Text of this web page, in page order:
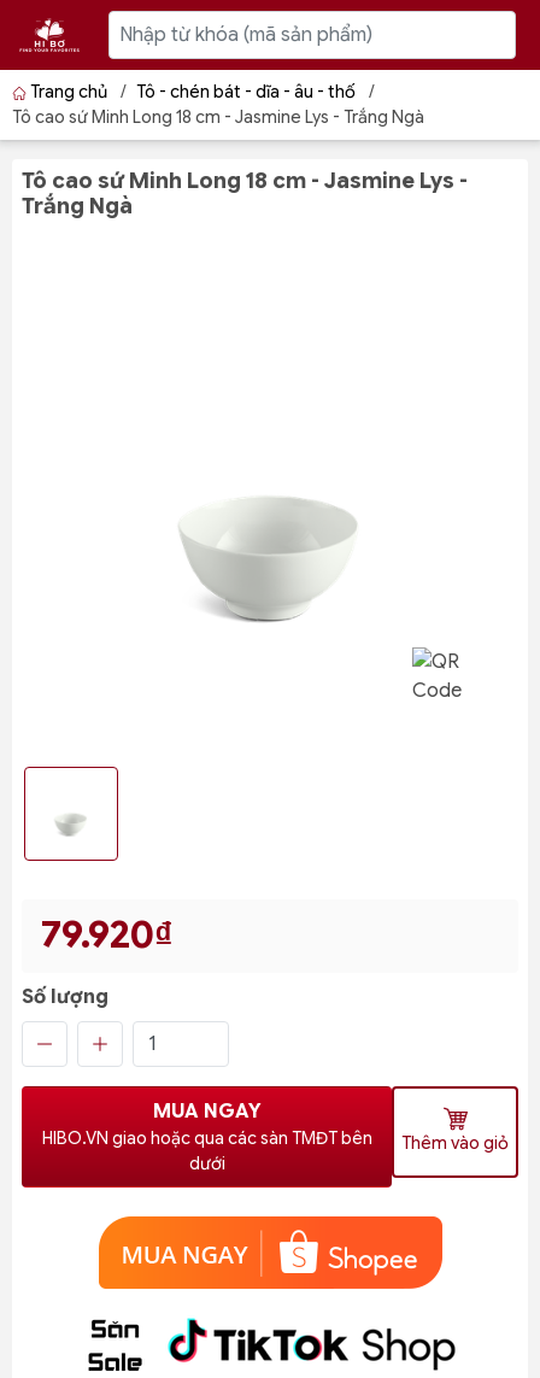
Trang chủ / Tô - chén bát - dĩa - âu - thố
/
Tô cao sứ Minh Long 18 cm - Jasmine Lys - Trắng Ngà
Tô cao sứ Minh Long 18 cm - Jasmine Lys -
Trắng Ngà
79.920₫
Số lượng
MUA NGAY
HIBO.VN giao hoặc qua các sàn TMĐT bên
dưới
Thêm vào giỏ